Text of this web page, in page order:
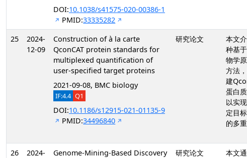
DOI:10.1038/s41575-020-00386-1
PMID:33335282
25
2024-
12-09
Construction of à la carte
QconCAT protein standards for
multiplexed quantification of
user-specified target proteins
2021-09-08, BMC biology
IF:4.4 Q1
DOI:10.1186/s12915-021-01135-9
PMID:34496840
研究论文
本文
种基
物学
方法
建
蛋白
以实
定目
的多
26
2024-
Genome-Mining-Based Discovery
研究论文
本文